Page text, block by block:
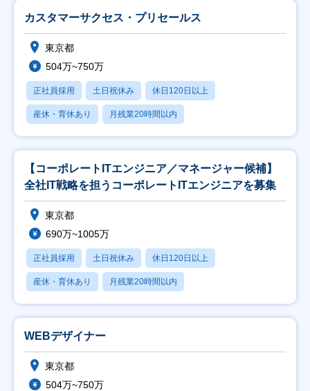
カスタマーサクセス・プリセールス
東京都
504万~750万
正社員採用 土日祝休み 休日120日以上
産休・育休あり 月残業20時間以内
【コーポレートITエンジニア／マネージャー候補】
全社IT戦略を担うコーポレートITエンジニアを募集
東京都
690万~1005万
正社員採用 土日祝休み 休日120日以上
産休・育休あり 月残業20時間以内
WEBデザイナー
東京都
504万~750万